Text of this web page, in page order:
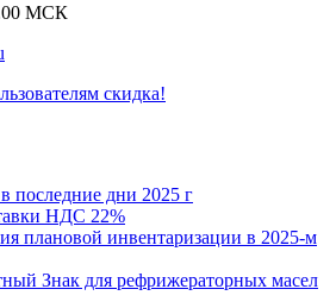
МСК
скидка!
последние дни 2025 г
НДС 22%
плановой инвентаризации в 2025-м
Знак для рефрижераторных масел